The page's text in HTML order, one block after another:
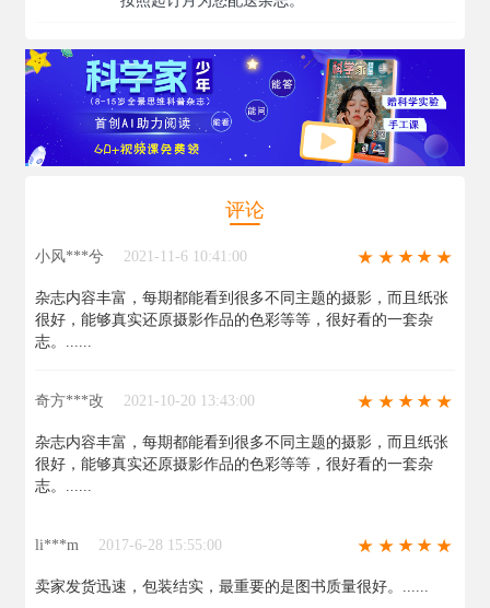
评论
小风***兮 2021-11-6 10:41:00
杂志内容丰富，每期都能看到很多不同主题的摄影，而且纸张
很好，能够真实还原摄影作品的色彩等等，很好看的一套杂
志。......
奇方***改 2021-10-20 13:43:00
杂志内容丰富，每期都能看到很多不同主题的摄影，而且纸张
很好，能够真实还原摄影作品的色彩等等，很好看的一套杂
志。......
li***m 2017-6-28 15:55:00
卖家发货迅速，包装结实，最重要的是图书质量很好。......